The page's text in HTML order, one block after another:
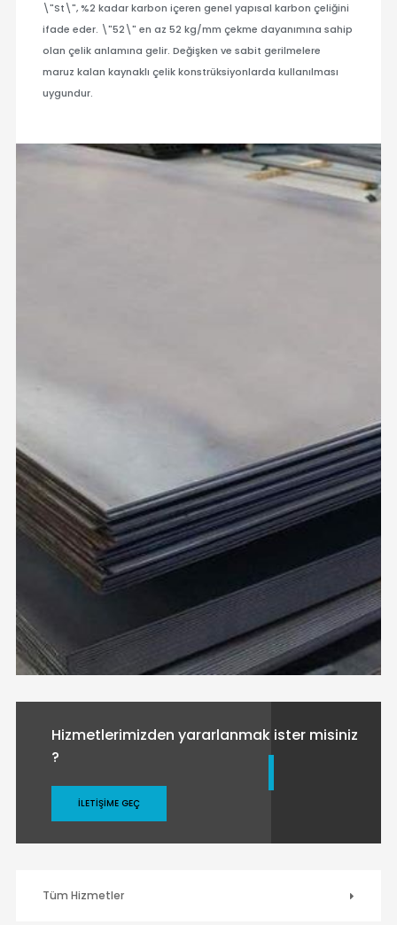
\"St\", %2 kadar karbon içeren genel yapısal karbon çeliğini
ifade eder. \"52\" en az 52 kg/mm çekme dayanımına sahip
olan çelik anlamına gelir. Değişken ve sabit gerilmelere
maruz kalan kaynaklı çelik konstrüksiyonlarda kullanılması
uygundur.
Hizmetlerimizden yararlanmak ister misiniz
?
İLETIŞIME GEÇ
Tüm Hizmetler